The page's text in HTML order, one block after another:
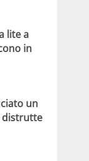
lite a
in
un
distrutte